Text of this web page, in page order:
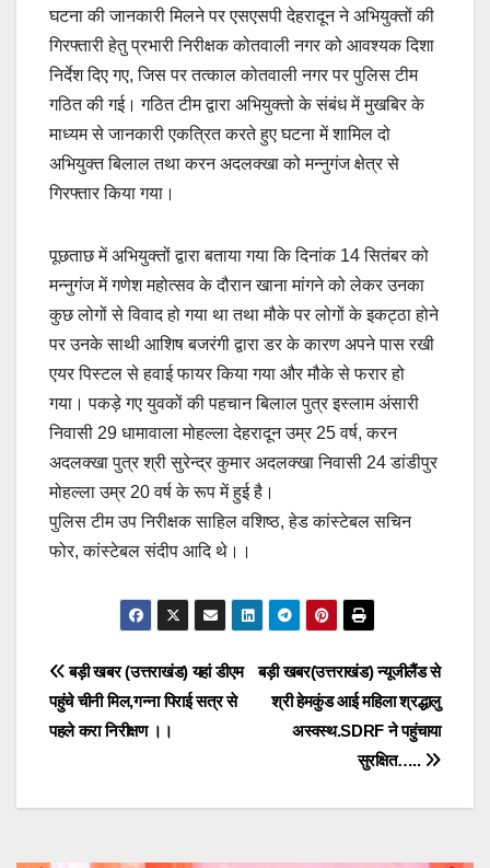
घटना की जानकारी मिलने पर एसएसपी देहरादून ने अभियुक्तों की
गिरफ्तारी हेतु प्रभारी निरीक्षक कोतवाली नगर को आवश्यक दिशा
निर्देश दिए गए, जिस पर तत्काल कोतवाली नगर पर पुलिस टीम
गठित की गई। गठित टीम द्वारा अभियुक्तो के संबंध में मुखबिर के
माध्यम से जानकारी एकत्रित करते हुए घटना में शामिल दो
अभियुक्त बिलाल तथा करन अदलक्खा को मन्नुगंज क्षेत्र से
गिरफ्तार किया गया।
पूछताछ में अभियुक्तों द्वारा बताया गया कि दिनांक 14 सितंबर को
मन्नुगंज में गणेश महोत्सव के दौरान खाना मांगने को लेकर उनका
कुछ लोगों से विवाद हो गया था तथा मौके पर लोगों के इकट्ठा होने
पर उनके साथी आशिष बजरंगी द्वारा डर के कारण अपने पास रखी
एयर पिस्टल से हवाई फायर किया गया और मौके से फरार हो
गया। पकड़े गए युवकों की पहचान बिलाल पुत्र इस्लाम अंसारी
निवासी 29 धामावाला मोहल्ला देहरादून उम्र 25 वर्ष, करन
अदलक्खा पुत्र श्री सुरेन्द्र कुमार अदलक्खा निवासी 24 डांडीपुर
मोहल्ला उम्र 20 वर्ष के रूप में हुई है।
पुलिस टीम उप निरीक्षक साहिल वशिष्ठ, हेड कांस्टेबल सचिन
फोर, कांस्टेबल संदीप आदि थे।।
Post
navigation
बड़ी खबर(उत्तराखंड) न्यूजीलैंड से
श्री हेमकुंड आई महिला श्रद्धालु
अस्वस्थ.SDRF ने पहुंचाया
सुरक्षित…..
बड़ी खबर (उत्तराखंड) यहां डीएम
पहुंचे चीनी मिल,गन्ना पिराई सत्र से
पहले करा निरीक्षण ।।